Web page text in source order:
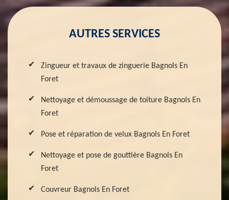
AUTRES SERVICES
Zingueur et travaux de zinguerie Bagnols En
Foret
Nettoyage et démoussage de toiture Bagnols En
Foret
Pose et réparation de velux Bagnols En Foret
Nettoyage et pose de gouttière Bagnols En
Foret
Couvreur Bagnols En Foret